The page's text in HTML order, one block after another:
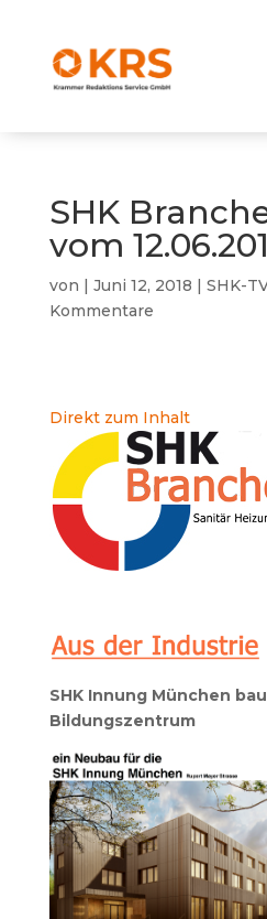
SHK
vom
von | Juni 12, 2018 | SHK-
Kommentare
Direkt zum Inhalt
SHK Innung München
Bildungszentrum